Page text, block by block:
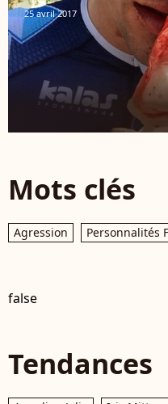
25 avril 2017
Mots clés
Agression Personnalités
false
Tendances